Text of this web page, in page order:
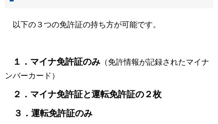
以下の３つの免許証の持ち方が可能です。
１．マイナ免許証のみ （免許情報が記録されたマイナ
ンバーカード）
２．マイナ免許証と運転免許証の２枚
３．運転免許証のみ